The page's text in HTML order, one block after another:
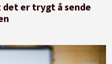
er trygt å sende